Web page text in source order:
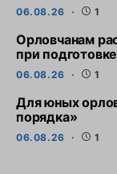
06.08.26 1
Орловчанам
при
06.08.26 1
Для юных
порядка»
06.08.26 1